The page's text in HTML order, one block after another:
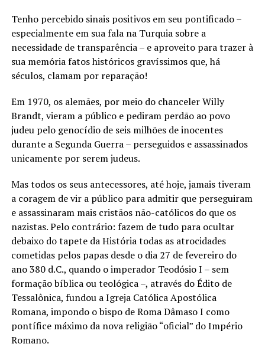
Tenho percebido sinais positivos em seu pontificado –
especialmente em sua fala na Turquia sobre a
necessidade de transparência – e aproveito para trazer à
sua memória fatos históricos gravíssimos que, há
séculos, clamam por reparação!
Em 1970, os alemães, por meio do chanceler Willy
Brandt, vieram a público e pediram perdão ao povo
judeu pelo genocídio de seis milhões de inocentes
durante a Segunda Guerra – perseguidos e assassinados
unicamente por serem judeus.
Mas todos os seus antecessores, até hoje, jamais tiveram
a coragem de vir a público para admitir que perseguiram
e assassinaram mais cristãos não-católicos do que os
nazistas. Pelo contrário: fazem de tudo para ocultar
debaixo do tapete da História todas as atrocidades
cometidas pelos papas desde o dia 27 de fevereiro do
ano 380 d.C., quando o imperador Teodósio I – sem
formação bíblica ou teológica –, através do Édito de
Tessalônica, fundou a Igreja Católica Apostólica
Romana, impondo o bispo de Roma Dâmaso I como
pontífice máximo da nova religião “oficial” do Império
Romano.